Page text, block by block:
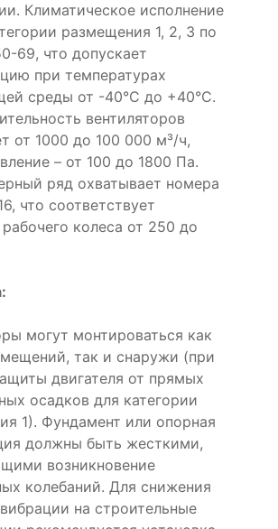
Климатическое исполнение
размещения 1, 2, 3 по
69, что допускает
при температурах
среды от -40°С до +40°С.
вентиляторов
от 1000 до 100 000 м³/ч,
– от 100 до 1800 Па.
ряд охватывает номера
что соответствует
колеса от 250 до
могут монтироваться как
так и снаружи (при
двигателя от прямых
осадков для категории
1). Фундамент или опорная
должны быть жесткими,
возникновение
колебаний. Для снижения
на строительные